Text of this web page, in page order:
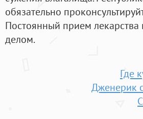
обязательно
Постоянный прием
делом.
Где
Дженерик